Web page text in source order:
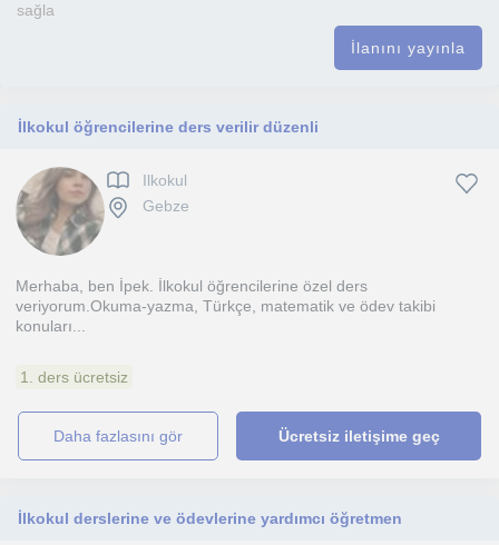
sağla
İlanını yayınla
İlkokul öğrencilerine ders verilir düzenli
Ilkokul
Gebze
Merhaba, ben İpek. İlkokul öğrencilerine özel ders
veriyorum.Okuma-yazma, Türkçe, matematik ve ödev takibi
konuları...
1. ders ücretsiz
daha fazlasını gör Ücretsiz iletişime geç
İlkokul derslerine ve ödevlerine yardımcı öğretmen